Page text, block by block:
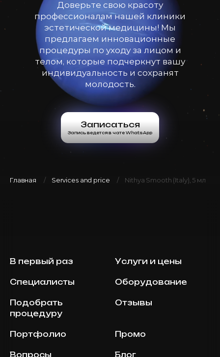
Доверьте свою красоту
профессионалам нашей клиники
эстетической медицины! Мы
предлагаем инновационные
процедуры по уходу за лицом и
телом, которые подчеркнут вашу
индивидуальность и сохранят
молодость.
Записаться
Запись ведется в чате WhatsApp
Главная Services and price Nithya Smooth (Italy), 5 мл
В первый раз Услуги и цены
Специалисты Оборудование
Подобрать
процедуру
Отзывы
Портфолио Промо
Вопросы Блог